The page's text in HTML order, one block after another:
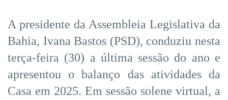
A presidente da Assembleia Legislativa da
Bahia, Ivana Bastos (PSD), conduziu nesta
terça-feira (30) a última sessão do ano e
apresentou o balanço das atividades da
Casa em 2025. Em sessão solene virtual, a